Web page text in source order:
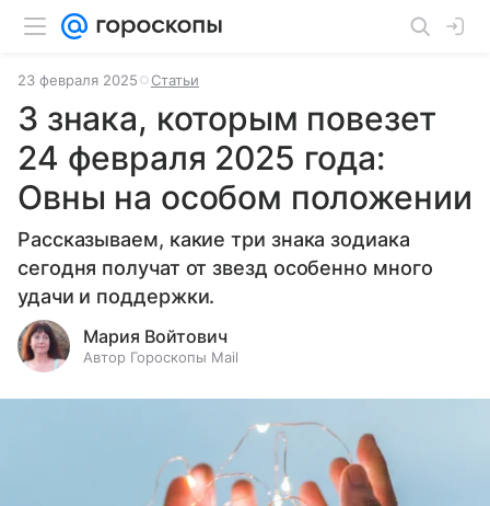
23 февраля 2025 Статьи
3 знака, которым повезет
24 февраля 2025 года:
Овны на особом положении
Рассказываем, какие три знака зодиака
сегодня получат от звезд особенно много
удачи и поддержки.
Мария Войтович
Автор Гороскопы Mail